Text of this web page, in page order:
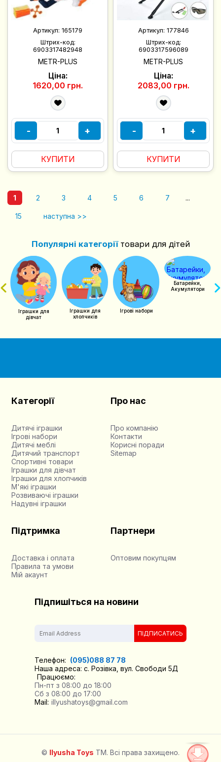
Артикул: 165179
Штрих-код:
6903317482948
METR-PLUS
Ціна:
1620,00 грн.
- +
КУПИТИ
Артикул: 177846
Штрих-код:
6903317596089
METR-PLUS
Ціна:
2083,00 грн.
- +
КУПИТИ
1 2 3 4 5 6 7 ...
15 наступна >>
Популярні категоріїтовари для дітей
Іграшки для
дівчат
Іграшки для
хлопчиків
Ігрові набори
Батарейки,
Акумулятори
Категорії
Дитячі іграшки
Ігрові набори
Дитячі меблі
Дитячий транспорт
Спортивні товари
Іграшки для дівчат
Іграшки для хлопчиків
М'які іграшки
Розвиваючі іграшки
Надувні іграшки
Про нас
Про компанію
Контакти
Корисні поради
Sitemap
Підтримка
Доставка і оплата
Правила та умови
Мій акаунт
Партнери
Оптовим покупцям
Підпишіться на новини
ПІДПИСАТИСЬ
Телефон: (095)088 87 78
Наша адреса: с. Розівка, вул. Свободи 5Д
Працюємо:
Пн-пт з 08:00 до 18:00
Сб з 08:00 до 17:00
Mail: illyushatoys@gmail.com
© Ilyusha Toys TM. Всі права захищено.